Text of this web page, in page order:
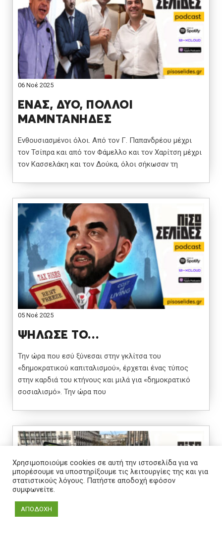
06 Νοέ 2025
ΕΝΑΣ, ΔΥΟ, ΠΟΛΛΟΙ
ΜΑΜΝΤΑΝΗΔΕΣ
Ενθουσιασμένοι όλοι. Από τον Γ. Παπανδρέου μέχρι
τον Τσίπρα και από τον Φάμελλο και τον Χαρίτση μέχρι
τον Κασσελάκη και τον Δούκα, όλοι σήκωσαν τη
05 Νοέ 2025
ΨΗΛΩΣΕ ΤΟ…
Την ώρα που εσύ ξύνεσαι στην γκλίτσα του
«δημοκρατικού καπιταλισμού», έρχεται ένας τύπος
στην καρδιά του κτήνους και μιλά για «δημοκρατικό
σοσιαλισμό». Την ώρα που
Χρησιμοποιούμε cookies σε αυτή την ιστοσελίδα για να
μπορέσουμε να υποστηρίξουμε τις λειτουργίες της και για
στατιστικούς λόγους. Πατήστε αποδοχή εφόσον
συμφωνείτε.
ΑΠΟΔΟΧΗ